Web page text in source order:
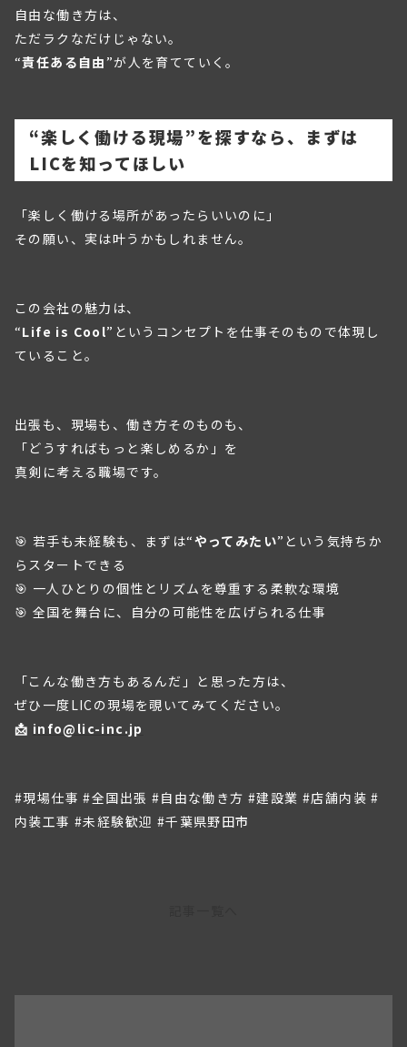
自由な働き方は、
ただラクなだけじゃない。
“責任ある自由”が人を育てていく。
“楽しく働ける現場”を探すなら、まずは
LICを知ってほしい
「楽しく働ける場所があったらいいのに」
その願い、実は叶うかもしれません。
この会社の魅力は、
“Life is Cool”というコンセプトを仕事そのもので体現し
ていること。
出張も、現場も、働き方そのものも、
「どうすればもっと楽しめるか」を
真剣に考える職場です。
🎯 若手も未経験も、まずは“やってみたい”という気持ちか
らスタートできる
🎯 一人ひとりの個性とリズムを尊重する柔軟な環境
🎯 全国を舞台に、自分の可能性を広げられる仕事
「こんな働き方もあるんだ」と思った方は、
ぜひ一度LICの現場を覗いてみてください。
📩 info@lic-inc.jp
#現場仕事 #全国出張 #自由な働き方 #建設業 #店舗内装 #
内装工事 #未経験歓迎 #千葉県野田市